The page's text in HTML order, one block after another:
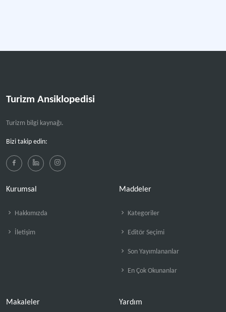
Turizm Ansiklopedisi
Turizm bilgi kaynağı.
Bizi takip edin:
Kurumsal
Hakkımızda
İletişim
Maddeler
Kategoriler
Editör Seçimi
Son Yayımlananlar
En Çok Okunanlar
Makaleler Yardım